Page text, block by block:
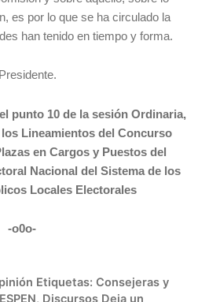
es por lo que se ha circulado la
han tenido en tiempo y forma.
punto 10 de la sesión Ordinaria,
Lineamientos del Concurso
en Cargos y Puestos del
Nacional del Sistema de los
Locales Electorales
-o0o-
Etiquetas: Consejeras y
, Discursos Deja un